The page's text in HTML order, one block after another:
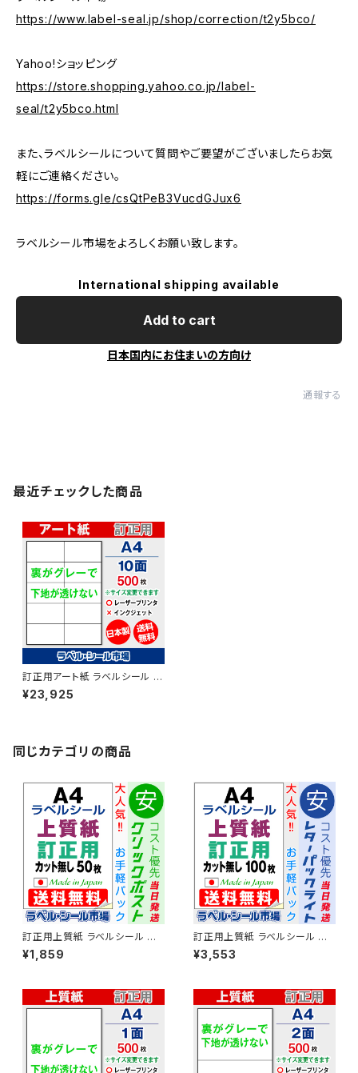
https://www.label-seal.jp/shop/correction/t2y5bco/
Yahoo!ショッピング
https://store.shopping.yahoo.co.jp/label-
seal/t2y5bco.html
また、ラベルシールについて質問やご要望がございましたらお気
軽にご連絡ください。
https://forms.gle/csQtPeB3VucdGJux6
ラベルシール市場をよろしくお願い致します。
International shipping available
Add to cart
日本国内にお住まいの方向け
通報する
最近チェックした商品
訂正用アート紙 ラベルシール レ
ーザープリンター専用 A4-10面
シール 用紙 500枚 T2Y5Bco
¥23,925
同じカテゴリの商品
訂正用上質紙 ラベルシール マ
ルチタイプ A4ノーカット シール
用紙 50枚 T1Y1Aco-CP5【日
¥1,859
訂正用上質紙 ラベルシール マ
ルチタイプ A4ノーカット シール
用紙 50枚 T1Y1Aco-LP1【日
¥3,553